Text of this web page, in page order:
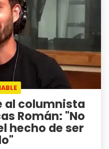
al columnista
Román: "No
hecho de ser